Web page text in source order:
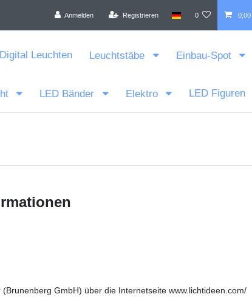
Anmelden Registrieren 0 0,00
Digital Leuchten Leuchtstäbe Einbau-Spot
LED Bänder Elektro LED Figuren
GmbH) über die Internetseite www.lichtideen.com/